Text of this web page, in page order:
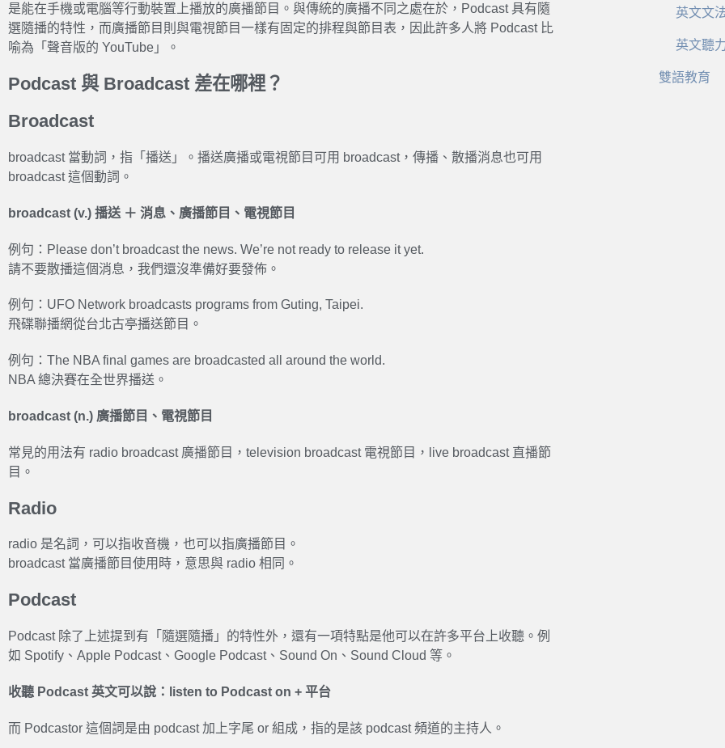
是能在手機或電腦等行動裝置上播放的廣播節目。與傳統的廣播不同之處在於，Podcast 具有隨
選隨播的特性，而廣播節目則與電視節目一樣有固定的排程與節目表，因此許多人將 Podcast 比
喻為「聲音版的 YouTube」。
Podcast 與 Broadcast 差在哪裡？
Broadcast
broadcast 當動詞，指「播送」。播送廣播或電視節目可用 broadcast，傳播、散播消息也可用
broadcast 這個動詞。
broadcast (v.) 播送 ＋ 消息、廣播節目、電視節目
例句：Please don’t broadcast the news. We’re not ready to release it yet.
請不要散播這個消息，我們還沒準備好要發佈。
例句：UFO Network broadcasts programs from Guting, Taipei.
飛碟聯播網從台北古亭播送節目。
例句：The NBA final games are broadcasted all around the world.
NBA 總決賽在全世界播送。
broadcast (n.) 廣播節目、電視節目
常見的用法有 radio broadcast 廣播節目，television broadcast 電視節目，live broadcast 直播節
目。
Radio
radio 是名詞，可以指收音機，也可以指廣播節目。
broadcast 當廣播節目使用時，意思與 radio 相同。
Podcast
Podcast 除了上述提到有「隨選隨播」的特性外，還有一項特點是他可以在許多平台上收聽。例
如 Spotify、Apple Podcast、Google Podcast、Sound On、Sound Cloud 等。
收聽 Podcast 英文可以說：listen to Podcast on + 平台
而 Podcastor 這個詞是由 podcast 加上字尾 or 組成，指的是該 podcast 頻道的主持人。
英文文
英文聽
雙語教育